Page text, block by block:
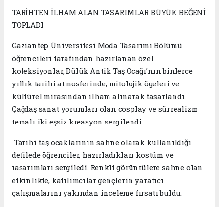
TARİHTEN İLHAM ALAN TASARIMLAR BÜYÜK BEĞENİ
TOPLADI
Gaziantep Üniversitesi Moda Tasarımı Bölümü
öğrencileri tarafından hazırlanan özel
koleksiyonlar, Dülük Antik Taş Ocağı’nın binlerce
yıllık tarihi atmosferinde, mitolojik ögeleri ve
kültürel mirasından ilham alınarak tasarlandı.
Çağdaş sanat yorumları olan cosplay ve sürrealizm
temalı iki eşsiz kreasyon sergilendi.
Tarihi taş ocaklarının sahne olarak kullanıldığı
defilede öğrenciler, hazırladıkları kostüm ve
tasarımları sergiledi. Renkli görüntülere sahne olan
etkinlikte, katılımcılar gençlerin yaratıcı
çalışmalarını yakından inceleme fırsatı buldu.